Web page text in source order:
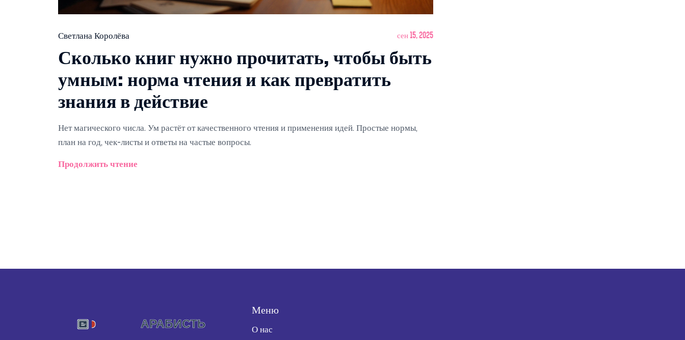
Светлана Королёва сен 15, 2025
Сколько книг нужно прочитать, чтобы быть
умным: норма чтения и как превратить
знания в действие
Нет магического числа. Ум растёт от качественного чтения и применения идей. Простые нормы,
план на год, чек-листы и ответы на частые вопросы.
Продолжить чтение
Меню
О нас